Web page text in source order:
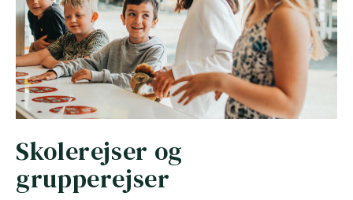
Skolerejser og
grupperejser